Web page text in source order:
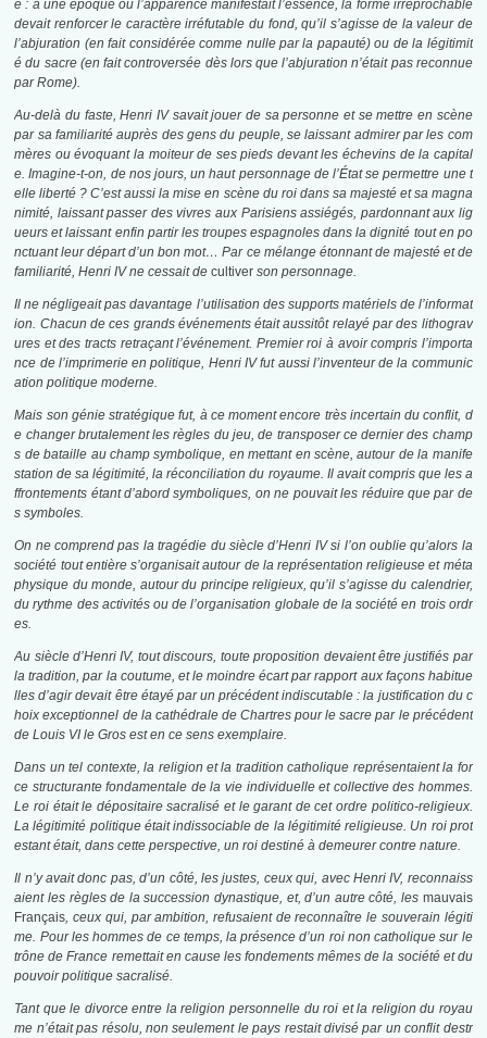
e : à une époque où l’apparence manifestait l’essence, la forme irréprochable
devait renforcer le caractère irréfutable du fond, qu’il s’agisse de la valeur de
l’abjuration (en fait considérée comme nulle par la papauté) ou de la légitimit
é du sacre (en fait controversée dès lors que l’abjuration n’était pas reconnue
par Rome).
Au-delà du faste, Henri IV savait jouer de sa personne et se mettre en scène
par sa familiarité auprès des gens du peuple, se laissant admirer par les com
mères ou évoquant la moiteur de ses pieds devant les échevins de la capital
e. Imagine-t-on, de nos jours, un haut personnage de l’État se permettre une t
elle liberté ? C’est aussi la mise en scène du roi dans sa majesté et sa magna
nimité, laissant passer des vivres aux Parisiens assiégés, pardonnant aux lig
ueurs et laissant enfin partir les troupes espagnoles dans la dignité tout en po
nctuant leur départ d’un bon mot… Par ce mélange étonnant de majesté et de
familiarité, Henri IV ne cessait decultiver son personnage.
Il ne négligeait pas davantage l’utilisation des supports matériels de l’informat
ion. Chacun de ces grands événements était aussitôt relayé par des lithograv
ures et des tracts retraçant l’événement. Premier roi à avoir compris l’importa
nce de l’imprimerie en politique, Henri IV fut aussi l’inventeur de la communic
ation politique moderne.
Mais son génie stratégique fut, à ce moment encore très incertain du conflit, d
e changer brutalement les règles du jeu, de transposer ce dernier des champ
s de bataille au champ symbolique, en mettant en scène, autour de la manife
station de sa légitimité, la réconciliation du royaume. Il avait compris que les a
ffrontements étant d’abord symboliques, on ne pouvait les réduire que par de
s symboles.
On ne comprend pas la tragédie du siècle d’Henri IV si l’on oublie qu’alors la
société tout entière s’organisait autour de la représentation religieuse et méta
physique du monde, autour du principe religieux, qu’il s’agisse du calendrier,
du rythme des activités ou de l’organisation globale de la société en trois ordr
es.
Au siècle d’Henri IV, tout discours, toute proposition devaient être justifiés par
la tradition, par la coutume, et le moindre écart par rapport aux façons habitue
lles d’agir devait être étayé par un précédent indiscutable : la justification du c
hoix exceptionnel de la cathédrale de Chartres pour le sacre par le précédent
de Louis VI le Gros est en ce sens exemplaire.
Dans un tel contexte, la religion et la tradition catholique représentaient la for
ce structurante fondamentale de la vie individuelle et collective des hommes.
Le roi était le dépositaire sacralisé et le garant de cet ordre politico-religieux.
La légitimité politique était indissociable de la légitimité religieuse. Un roi prot
estant était, dans cette perspective, un roi destiné à demeurer contre nature.
Il n’y avait donc pas, d’un côté, les justes, ceux qui, avec Henri IV, reconnaiss
aient les règles de la succession dynastique, et, d’un autre côté, les mauvais
Français, ceux qui, par ambition, refusaient de reconnaître le souverain légiti
me. Pour les hommes de ce temps, la présence d’un roi non catholique sur le
trône de France remettait en cause les fondements mêmes de la société et du
pouvoir politique sacralisé.
Tant que le divorce entre la religion personnelle du roi et la religion du royau
me n’était pas résolu, non seulement le pays res­tait divisé par un conflit destr